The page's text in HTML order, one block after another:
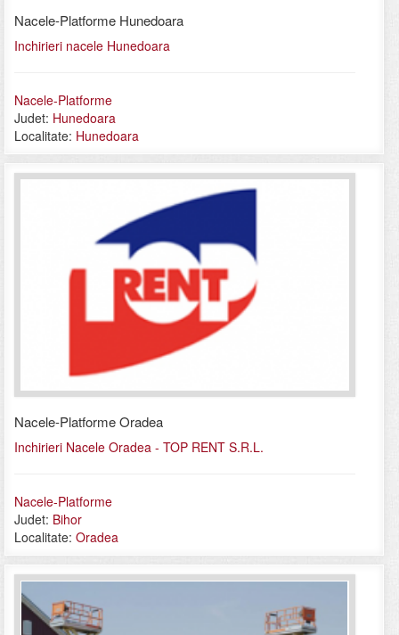
Nacele-Platforme Hunedoara
Inchirieri nacele Hunedoara
Nacele-Platforme
Judet: Hunedoara
Localitate: Hunedoara
Nacele-Platforme Oradea
Inchirieri Nacele Oradea - TOP RENT S.R.L.
Nacele-Platforme
Judet: Bihor
Localitate: Oradea